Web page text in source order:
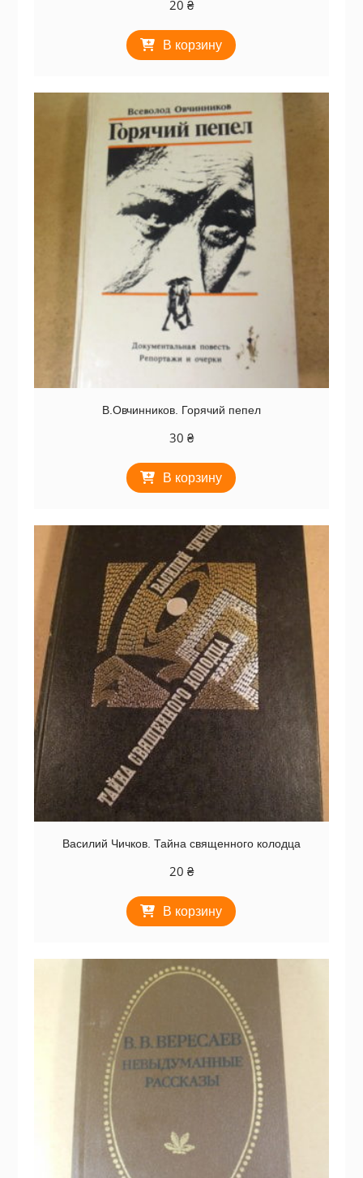
20 ₴
В корзину
В.Овчинников. Горячий пепел
30 ₴
В корзину
Василий Чичков. Тайна священного колодца
20 ₴
В корзину